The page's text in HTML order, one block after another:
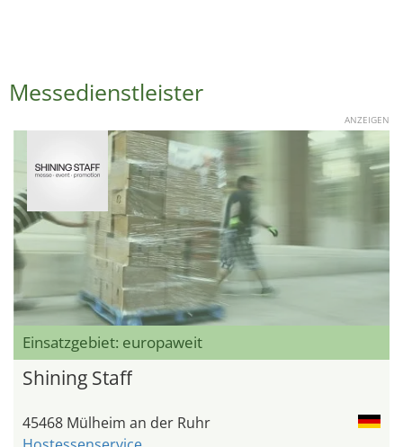
Messedienstleister
ANZEIGEN
Einsatzgebiet: europaweit
Shining Staff
45468 Mülheim an der Ruhr